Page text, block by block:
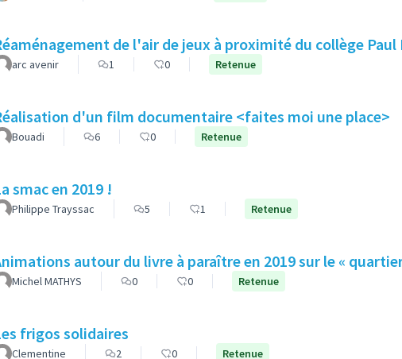
de l'air de jeux à proximité du collège Paul
arc avenir 1 0 Retenue
d'un film documentaire <faites moi une place>
Bouadi 6 0 Retenue
smac en 2019 !
Philippe Trayssac 5 1 Retenue
autour du livre à paraître en 2019 sur le «
Michel MATHYS 0 0 Retenue
frigos solidaires
Clementine 2 0 Retenue